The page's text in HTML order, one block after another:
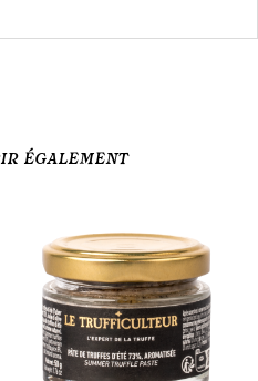
également